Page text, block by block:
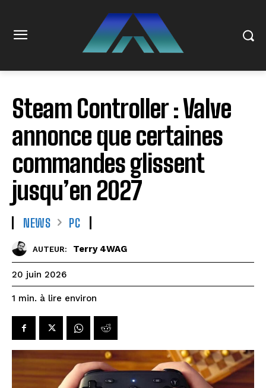
Steam Controller : Valve
annonce que certaines
commandes glissent
jusqu’en 2027
NEWS PC
AUTEUR: Terry 4WAG
20 juin 2026
1 min. à lire environ